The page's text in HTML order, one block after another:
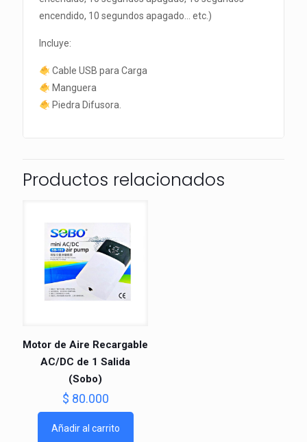
encendido, 10 segundos apagado… etc.)
Incluye:
Cable USB para Carga
Manguera
Piedra Difusora.
Productos relacionados
Motor de Aire Recargable
AC/DC de 1 Salida
(Sobo)
$ 80.000
Añadir al carrito